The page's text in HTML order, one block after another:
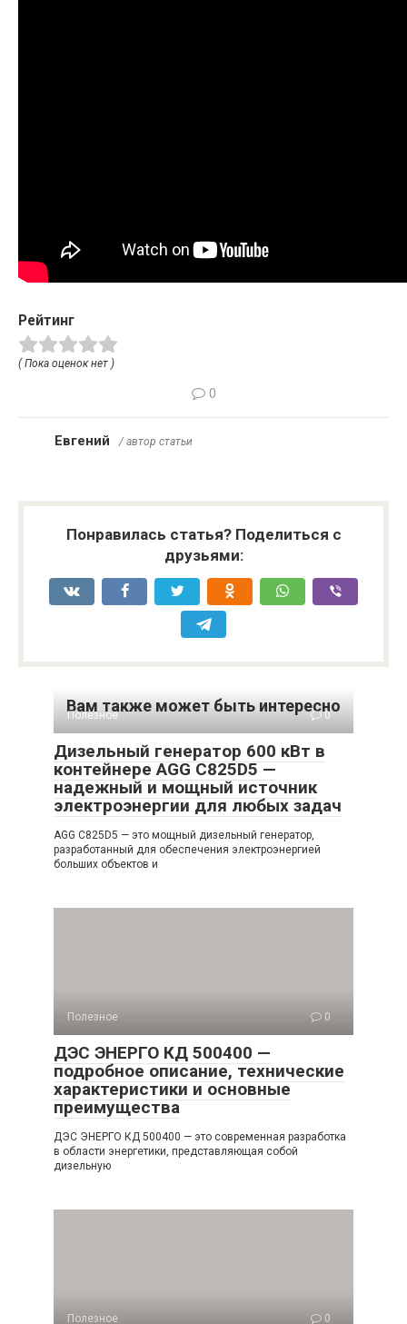
Рейтинг
( Пока оценок нет )
0
Евгений / автор статьи
Понравилась статья? Поделиться с
друзьями:
Вам также может быть интересно
Полезное 0
Дизельный генератор 600 кВт в
контейнере AGG C825D5 —
надежный и мощный источник
электроэнергии для любых задач
AGG C825D5 — это мощный дизельный генератор,
разработанный для обеспечения электроэнергией
больших объектов и
Полезное 0
ДЭС ЭНЕРГО КД 500400 —
подробное описание, технические
характеристики и основные
преимущества
ДЭС ЭНЕРГО КД 500400 — это современная разработка
в области энергетики, представляющая собой
дизельную
Полезное 0